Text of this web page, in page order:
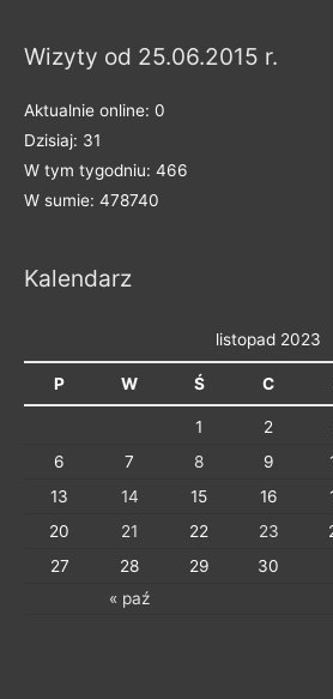
k
e
g
i
Wizyty od 25.06.2015 r.
Aktualnie online: 0
Dzisiaj: 31
W tym tygodniu: 466
W sumie: 478740
Kalendarz
listopad 2023
P W Ś C
« paź
1 2
6
7 8 9
13
14 15 16
20
21 22 23
27
28 29 30